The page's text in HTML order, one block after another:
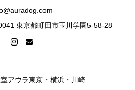
東京都町田市玉川学園5-58-28
アウラ東京・横浜・川崎